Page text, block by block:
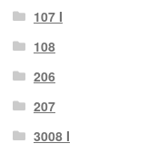
107 I
108
206
207
3008 I